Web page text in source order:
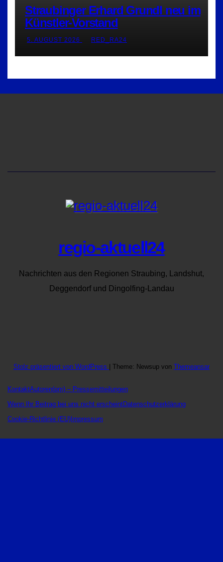
Straubinger Erhard Grundl neu im
Künstler-Vorstand
5. AUGUST 2026 RED_RA24
regio-aktuell24
Nachrichten aus den Regionen Straubing, Landshut,
Deggendorf und Dingolfing-Landau
Stolz präsentiert von WordPress Theme: Newsup von Themeansar
KontaktAutoren(pm) – Pressemitteilungen
Wenn Ihr Beitrag bei uns nicht erscheintDatenschutzerklärung
Cookie-Richtlinie (EU) Impressum